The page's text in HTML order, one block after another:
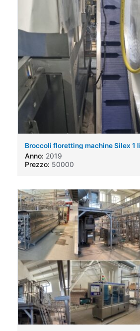
Broccoli floretting machine Silex 1
Anno: 2019
Prezzo: 50000